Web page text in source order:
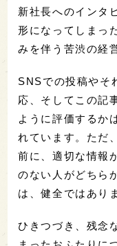
新社長へのインタ
形になってしまっ
みを伴う苦渋の経
SNSでの投稿やそ
応、そしてこの記
ように評価するか
れています。ただ
前に、適切な情報
のない人がどちら
は、健全ではあり
ひきつづき、残念